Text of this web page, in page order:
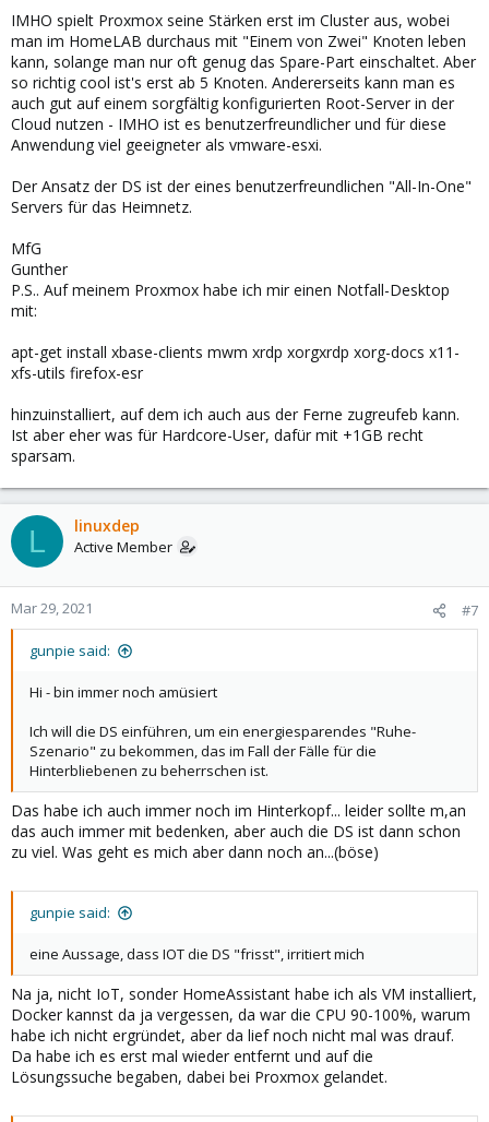
IMHO spielt Proxmox seine Stärken erst im Cluster aus, wobei
man im HomeLAB durchaus mit "Einem von Zwei" Knoten leben
kann, solange man nur oft genug das Spare-Part einschaltet. Aber
so richtig cool ist's erst ab 5 Knoten. Andererseits kann man es
auch gut auf einem sorgfältig konfigurierten Root-Server in der
Cloud nutzen - IMHO ist es benutzerfreundlicher und für diese
Anwendung viel geeigneter als vmware-esxi.
Der Ansatz der DS ist der eines benutzerfreundlichen "All-In-One"
Servers für das Heimnetz.
MfG
Gunther
P.S.. Auf meinem Proxmox habe ich mir einen Notfall-Desktop
mit:
apt-get install xbase-clients mwm xrdp xorgxrdp xorg-docs x11-
xfs-utils firefox-esr
hinzuinstalliert, auf dem ich auch aus der Ferne zugreufeb kann.
Ist aber eher was für Hardcore-User, dafür mit +1GB recht
sparsam.
L linuxdep
Active Member
Mar 29, 2021 #7
gunpie said:
Hi - bin immer noch amüsiert
Ich will die DS einführen, um ein energiesparendes "Ruhe-
Szenario" zu bekommen, das im Fall der Fälle für die
Hinterbliebenen zu beherrschen ist.
Das habe ich auch immer noch im Hinterkopf... leider sollte m,an
das auch immer mit bedenken, aber auch die DS ist dann schon
zu viel. Was geht es mich aber dann noch an...(böse)
gunpie said:
eine Aussage, dass IOT die DS "frisst", irritiert mich
Na ja, nicht IoT, sonder HomeAssistant habe ich als VM installiert,
Docker kannst da ja vergessen, da war die CPU 90-100%, warum
habe ich nicht ergründet, aber da lief noch nicht mal was drauf.
Da habe ich es erst mal wieder entfernt und auf die
Lösungssuche begaben, dabei bei Proxmox gelandet.